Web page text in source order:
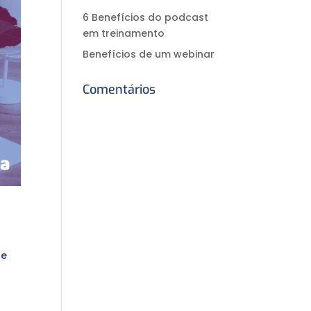
6 Benefícios do podcast
em treinamento
Benefícios de um webinar
Comentários